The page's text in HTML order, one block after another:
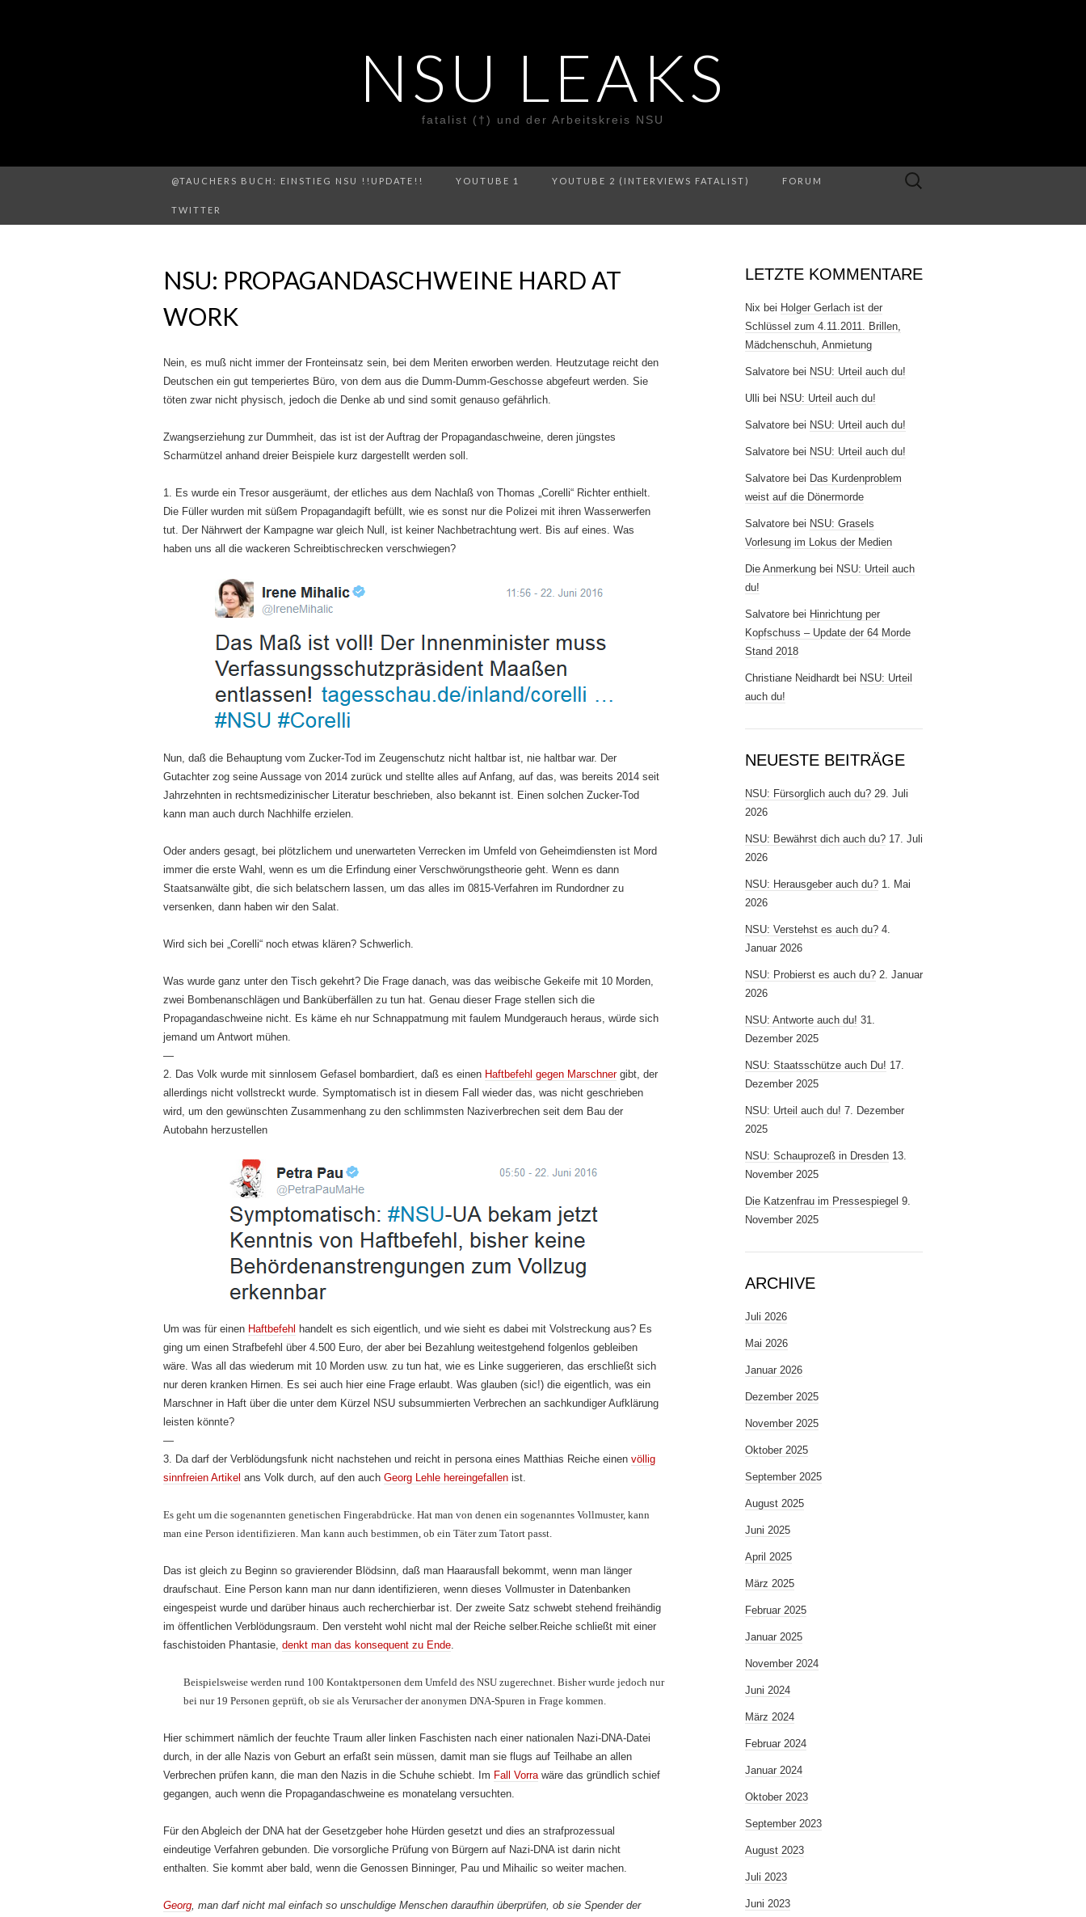
NSU LEAKS
fatalist (†) und der Arbeitskreis NSU
@TAUCHERS BUCH: EINSTIEG NSU !!UPDATE!! YOUTUBE 1 YOUTUBE 2 (INTERVIEWS FATALIST) FORUM
TWITTER
Suche
NSU: PROPAGANDASCHWEINE HARD AT
WORK
Nein, es muß nicht immer der Fronteinsatz sein, bei dem Meriten er­wor­ben werden. Heutzutage reicht den
Deutschen ein gut temperiertes Büro, von dem aus die Dumm-Dumm-Geschosse abgefeurt werden. Sie
töten zwar nicht physisch, jedoch die Denke ab und sind somit genauso gefährlich.
Zwangserziehung zur Dummheit, das ist ist der Auftrag der Propaganda­schweine, deren jüngstes
Scharmützel anhand dreier Beispiele kurz dargestellt werden soll.
1. Es wurde ein Tresor ausgeräumt, der etliches aus dem Nachlaß von Thomas „Corelli“ Richter enthielt.
Die Füller wurden mit süßem Propagandagift befüllt, wie es sonst nur die Polizei mit ihren Wasserwerfen
tut. Der Nährwert der Kampagne war gleich Null, ist keiner Nachbetrachtung wert. Bis auf eines. Was
haben uns all die wackeren Schreibtischrecken verschwiegen?
Nun, daß die Behauptung vom Zucker-Tod im Zeugenschutz nicht haltbar ist, nie haltbar war. Der
Gutachter zog seine Aussage von 2014 zurück und stellte alles auf Anfang, auf das, was bereits 2014 seit
Jahrzehnten in rechtsmedizinischer Literatur beschrieben, also bekannt ist. Einen solchen Zucker-Tod
kann man auch durch Nachhilfe erzielen.
Oder anders gesagt, bei plötzlichem und unerwarteten Verrecken im Umfeld von Geheimdiensten ist Mord
immer die erste Wahl, wenn es um die Erfindung einer Verschwörungstheorie geht. Wenn es dann
Staatsanwälte gibt, die sich belatschern lassen, um das alles im 0815-Verfahren im Rundordner zu
versenken, dann haben wir den Salat.
Wird sich bei „Corelli“ noch etwas klären? Schwerlich.
Was wurde ganz unter den Tisch gekehrt? Die Frage danach, was das weibische Gekeife mit 10 Morden,
zwei Bombenanschlägen und Banküberfällen zu tun hat. Genau dieser Frage stellen sich die
Propagandaschweine nicht. Es käme eh nur Schnappatmung mit faulem Mundgerauch heraus, würde sich
jemand um Antwort mühen.
—
2. Das Volk wurde mit sinnlosem Gefasel bombardiert, daß es einen Haftbefehl gegen Marschnergibt, der
allerdings nicht vollstreckt wurde. Symptomatisch ist in diesem Fall wieder das, was nicht geschrieben
wird, um den gewünschten Zusammenhang zu den schlimmsten Naziverbrechen seit dem Bau der
Autobahn herzustellen
Um was für einen Haftbefehl handelt es sich eigentlich, und wie sieht es dabei mit Volstreckung aus? Es
ging um einen Strafbefehl über 4.500 Euro, der aber bei Bezahlung weitestgehend folgenlos gebleiben
wäre. Was all das wiederum mit 10 Morden usw. zu tun hat, wie es Linke suggerieren, das erschließt sich
nur deren kranken Hirnen. Es sei auch hier eine Frage erlaubt. Was glauben (sic!) die eigentlich, was ein
Marschner in Haft über die unter dem Kürzel NSU subsummierten Verbrechen an sachkundiger Aufklärung
leisten könnte?
—
3. Da darf der Verblödungsfunk nicht nachstehen und reicht in persona eines Matthias Reiche einen völlig
sinnfreien Artikel ans Volk durch, auf den auch Georg Lehle hereingefallen ist.
Es geht um die sogenannten genetischen Fingerabdrücke. Hat man von denen ein sogenanntes Vollmuster, kann
man eine Person identifizieren. Man kann auch bestimmen, ob ein Täter zum Tatort passt.
Das ist gleich zu Beginn so gravierender Blödsinn, daß man Haarausfall bekommt, wenn man länger
draufschaut. Eine Person kann man nur dann identifizieren, wenn dieses Vollmuster in Datenbanken
eingespeist wurde und darüber hinaus auch recherchierbar ist. Der zweite Satz schwebt stehend freihändig
im öffentlichen Verblödungsraum. Den versteht wohl nicht mal der Reiche selber.Reiche schließt mit einer
faschistoiden Phantasie, denkt man das konsequent zu Ende.
Beispielsweise werden rund 100 Kontaktpersonen dem Umfeld des NSU zugerechnet. Bisher wurde jedoch nur
bei nur 19 Personen geprüft, ob sie als Verursacher der anonymen DNA-Spuren in Frage kommen.
Hier schimmert nämlich der feuchte Traum aller linken Faschisten nach einer nationalen Nazi-DNA-Datei
durch, in der alle Nazis von Geburt an erfaßt sein müssen, damit man sie flugs auf Teilhabe an allen
Verbrechen prüfen kann, die man den Nazis in die Schuhe schiebt. Im Fall Vorrawäre das gründlich schief
gegangen, auch wenn die Propagandaschweine es monatelang versuchten.
Für den Abgleich der DNA hat der Gesetzgeber hohe Hürden gesetzt und dies an strafprozessual
eindeutige Verfahren gebunden. Die vorsorgliche Prüfung von Bürgern auf Nazi-DNA ist darin nicht
enthalten. Sie kommt aber bald, wenn die Genossen Binninger, Pau und Mihailic so weiter machen.
Georg, man darf nicht mal einfach so unschuldige Menschen daraufhin überprüfen, ob sie Spender der
LETZTE KOMMENTARE
Nix bei Holger Gerlach ist der
Schlüssel zum 4.11.2011. Brillen,
Mädchenschuh, Anmietung
Salvatore bei NSU: Urteil auch du!
Ulli bei NSU: Urteil auch du!
Salvatore bei NSU: Urteil auch du!
Salvatore bei NSU: Urteil auch du!
Salvatore bei Das Kurdenproblem
weist auf die Dönermorde
Salvatore bei NSU: Grasels
Vorlesung im Lokus der Medien
Die Anmerkung bei NSU: Urteil auch
du!
Salvatore bei Hinrichtung per
Kopfschuss – Update der 64 Morde
Stand 2018
Christiane Neidhardt bei NSU: Urteil
auch du!
NEUESTE BEITRÄGE
NSU: Fürsorglich auch du? 29. Juli
2026
NSU: Bewährst dich auch du? 17. Juli
2026
NSU: Herausgeber auch du? 1. Mai
2026
NSU: Verstehst es auch du? 4.
Januar 2026
NSU: Probierst es auch du? 2. Januar
2026
NSU: Antworte auch du! 31.
Dezember 2025
NSU: Staatsschütze auch Du! 17.
Dezember 2025
NSU: Urteil auch du! 7. Dezember
2025
NSU: Schauprozeß in Dresden 13.
November 2025
Die Katzenfrau im Pressespiegel 9.
November 2025
ARCHIVE
Juli 2026
Mai 2026
Januar 2026
Dezember 2025
November 2025
Oktober 2025
September 2025
August 2025
Juni 2025
April 2025
März 2025
Februar 2025
Januar 2025
November 2024
Juni 2024
März 2024
Februar 2024
Januar 2024
Oktober 2023
September 2023
August 2023
Juli 2023
Juni 2023